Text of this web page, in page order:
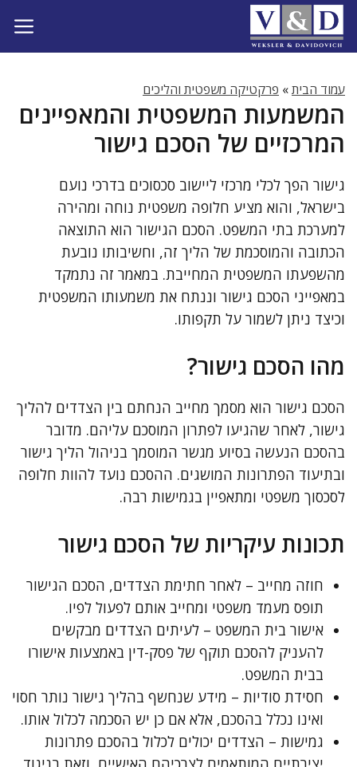
לדלג
לתוכן
עמוד הבית» פרקטיקה משפטית והליכים
המשמעות המשפטית והמאפיינים
המרכזיים של הסכם גישור
גישור הפך לכלי מרכזי ליישוב סכסוכים בדרכי נועם
בישראל, והוא מציע חלופה משפטית נוחה ומהירה
למערכת בתי המשפט. הסכם הגישור הוא התוצאה
הכתובה והמוסכמת של הליך זה, וחשיבותו נובעת
מהשפעתו המשפטית המחייבת. במאמר זה נתמקד
במאפייני הסכם גישור וננתח את משמעותו המשפטית
וכיצד ניתן לשמור על תקפותו.
מהו הסכם גישור?
הסכם גישור הוא מסמך מחייב הנחתם בין הצדדים להליך
גישור, לאחר שהגיעו לפתרון המוסכם עליהם. מדובר
בהסכם הנעשה בסיוע מגשר המוסמך בניהול הליך גישור
ובתיעוד הפתרונות המושגים. ההסכם נועד להוות חלופה
לסכסוך משפטי ומתאפיין בגמישות רבה.
תכונות עיקריות של הסכם גישור
חוזה מחייב – לאחר חתימת הצדדים, הסכם הגישור
תופס מעמד משפטי ומחייב אותם לפעול לפיו.
אישור בית המשפט – לעיתים הצדדים מבקשים
להעניק להסכם תוקף של פסק-דין באמצעות אישורו
בבית המשפט.
חסידת סודיות – מידע שנחשף בהליך גישור נותר חסוי
ואינו נכלל בהסכם, אלא אם כן יש הסכמה לכלול אותו.
גמישות – הצדדים יכולים לכלול בהסכם פתרונות